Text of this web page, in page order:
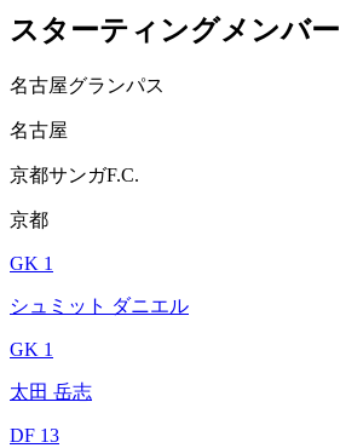
スターティングメンバー
名古屋グランパス
名古屋
京都サンガF.C.
京都
GK 1
シュミット ダニエル
GK 1
太田 岳志
DF 13